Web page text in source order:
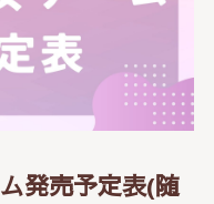
発売予定表(随